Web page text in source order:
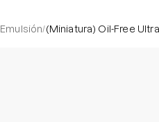
Emulsión/(Miniatura) Oil-Free